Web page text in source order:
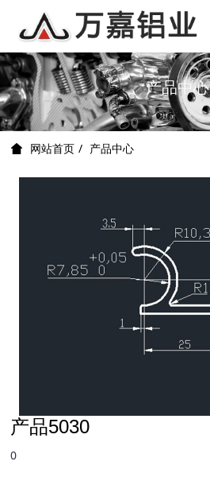
产品中心
网站首页 产品中心
产品5030
0